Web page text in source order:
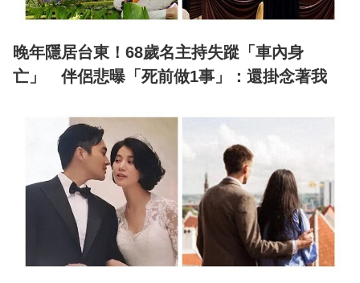
晚年隱居台東！68歲名主持失蹤「車內身
亡」 伴侶悲曝「死前做1事」：還掛念著我